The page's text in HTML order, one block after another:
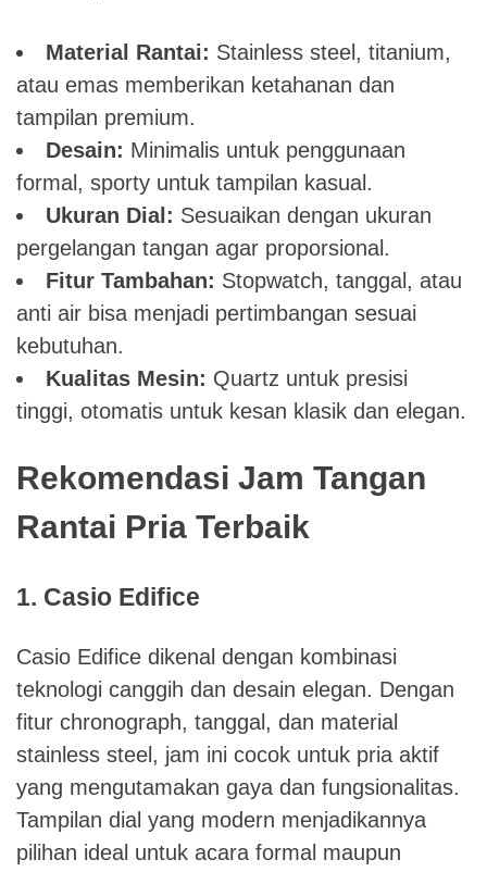
Material Rantai: Stainless steel, titanium,
atau emas memberikan ketahanan dan
tampilan premium.
Desain: Minimalis untuk penggunaan
formal, sporty untuk tampilan kasual.
Ukuran Dial: Sesuaikan dengan ukuran
pergelangan tangan agar proporsional.
Fitur Tambahan: Stopwatch, tanggal, atau
anti air bisa menjadi pertimbangan sesuai
kebutuhan.
Kualitas Mesin: Quartz untuk presisi
tinggi, otomatis untuk kesan klasik dan elegan.
Rekomendasi Jam Tangan
Rantai Pria Terbaik
1. Casio Edifice
Casio Edifice dikenal dengan kombinasi
teknologi canggih dan desain elegan. Dengan
fitur chronograph, tanggal, dan material
stainless steel, jam ini cocok untuk pria aktif
yang mengutamakan gaya dan fungsionalitas.
Tampilan dial yang modern menjadikannya
pilihan ideal untuk acara formal maupun